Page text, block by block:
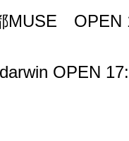
MUSE
OPEN
darwin OPEN